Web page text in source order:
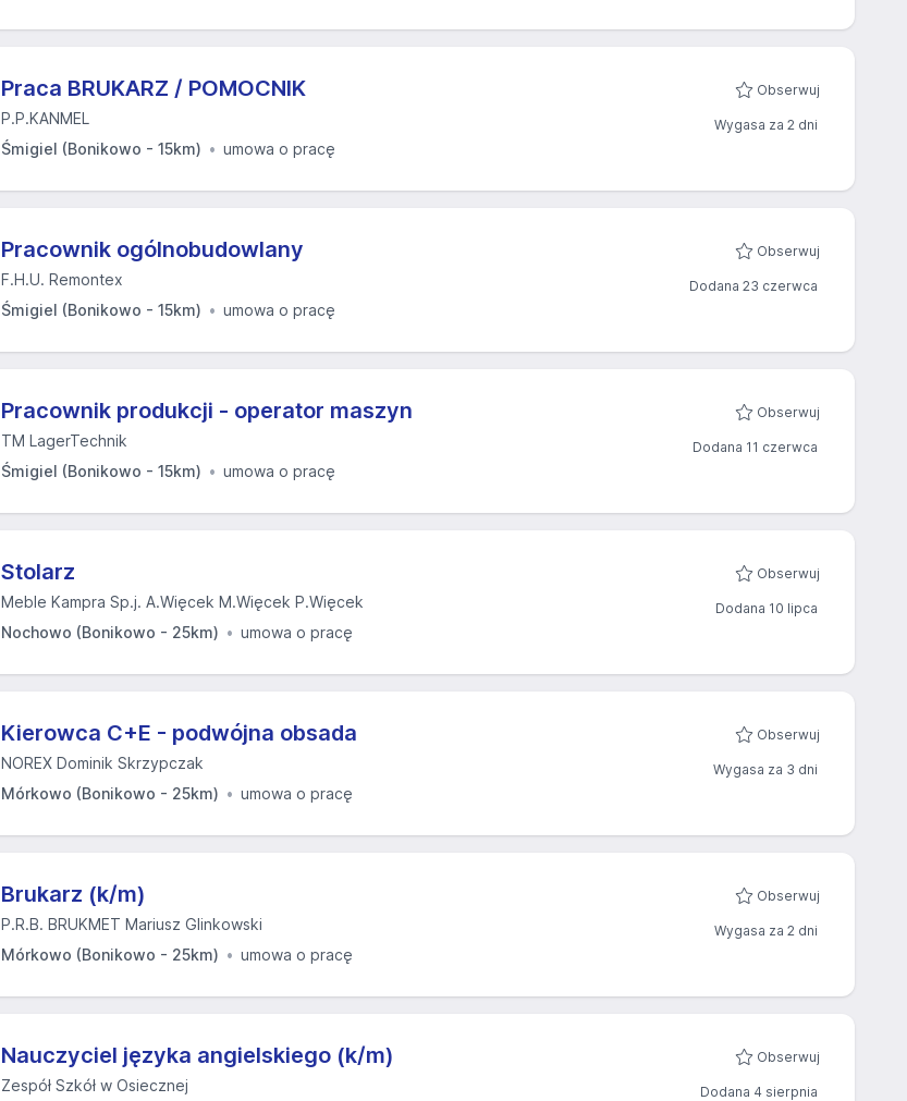
Praca BRUKARZ / POMOCNIK
P.P.KANMEL
Śmigiel (Bonikowo - 15km)
umowa o pracę
Obserwuj
Wygasa za 2 dni
Pracownik ogólnobudowlany
F.H.U. Remontex
Śmigiel (Bonikowo - 15km)
umowa o pracę
Obserwuj
Dodana 23 czerwca
Pracownik produkcji - operator maszyn
TM LagerTechnik
Śmigiel (Bonikowo - 15km)
umowa o pracę
Obserwuj
Dodana 11 czerwca
Stolarz
Meble Kampra Sp.j. A.Więcek M.Więcek P.Więcek
Nochowo (Bonikowo - 25km)
umowa o pracę
Obserwuj
Dodana 10 lipca
Kierowca C+E - podwójna obsada
NOREX Dominik Skrzypczak
Mórkowo (Bonikowo - 25km)
umowa o pracę
Obserwuj
Wygasa za 3 dni
Brukarz (k/m)
P.R.B. BRUKMET Mariusz Glinkowski
Mórkowo (Bonikowo - 25km)
umowa o pracę
Obserwuj
Wygasa za 2 dni
Nauczyciel języka angielskiego (k/m)
Zespół Szkół w Osiecznej
Obserwuj
Dodana 4 sierpnia